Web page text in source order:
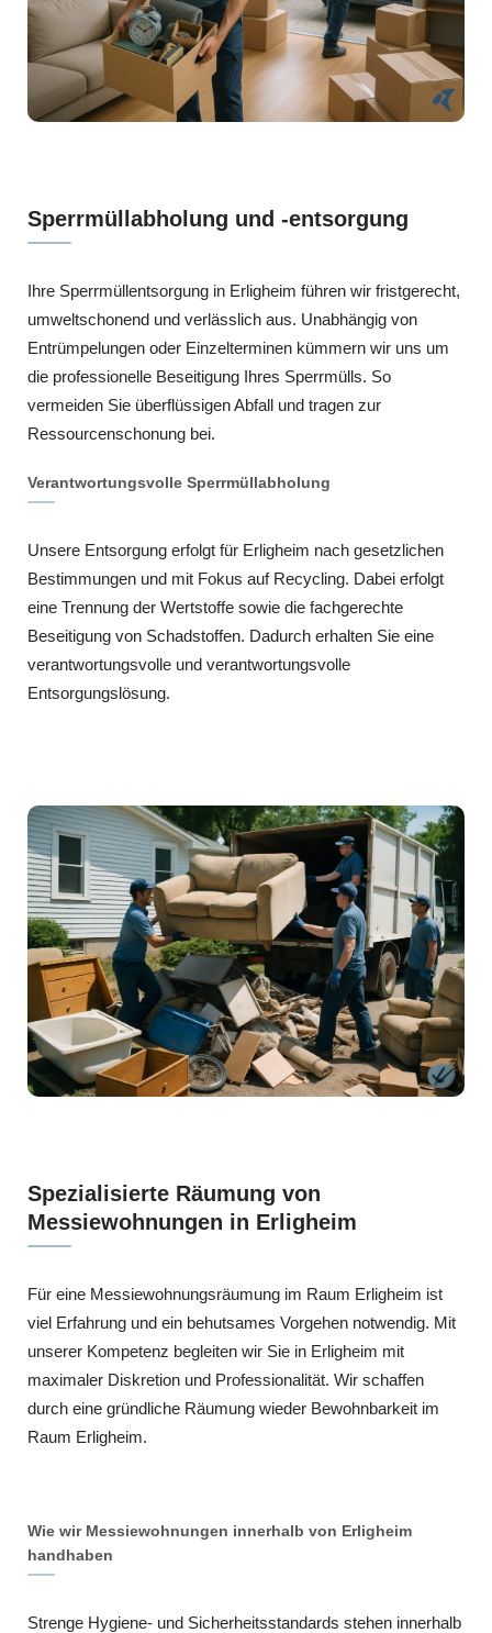
Sperrmüllabholung und -entsorgung
Ihre Sperrmüllentsorgung in Erligheim führen wir fristgerecht,
umweltschonend und verlässlich aus. Unabhängig von
Entrümpelungen oder Einzelterminen kümmern wir uns um
die professionelle Beseitigung Ihres Sperrmülls. So
vermeiden Sie überflüssigen Abfall und tragen zur
Ressourcenschonung bei.
Verantwortungsvolle Sperrmüllabholung
Unsere Entsorgung erfolgt für Erligheim nach gesetzlichen
Bestimmungen und mit Fokus auf Recycling. Dabei erfolgt
eine Trennung der Wertstoffe sowie die fachgerechte
Beseitigung von Schadstoffen. Dadurch erhalten Sie eine
verantwortungsvolle und verantwortungsvolle
Entsorgungslösung.
Spezialisierte Räumung von
Messiewohnungen in Erligheim
Für eine Messiewohnungsräumung im Raum Erligheim ist
viel Erfahrung und ein behutsames Vorgehen notwendig. Mit
unserer Kompetenz begleiten wir Sie in Erligheim mit
maximaler Diskretion und Professionalität. Wir schaffen
durch eine gründliche Räumung wieder Bewohnbarkeit im
Raum Erligheim.
Wie wir Messiewohnungen innerhalb von Erligheim
handhaben
Strenge Hygiene- und Sicherheitsstandards stehen innerhalb